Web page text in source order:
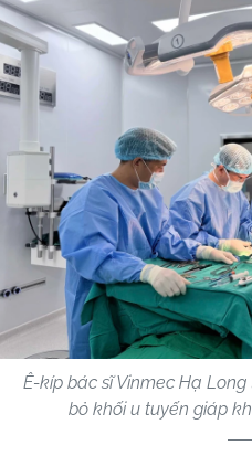
Ê-kíp bác sĩ Vinmec Hạ
bỏ khối u tuyến giáp